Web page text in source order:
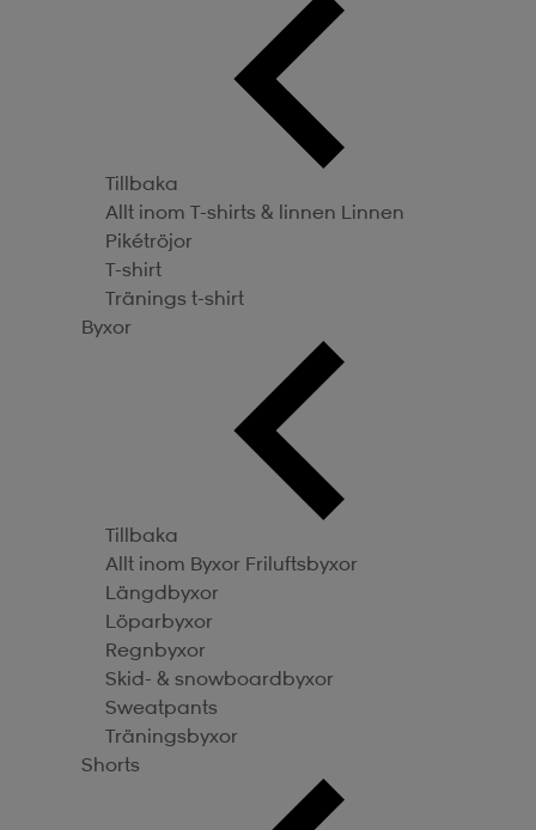
Tillbaka
Allt inom T-shirts & linnen Linnen
Pikétröjor
T-shirt
Tränings t-shirt
Byxor
Tillbaka
Allt inom Byxor Friluftsbyxor
Längdbyxor
Löparbyxor
Regnbyxor
Skid- & snowboardbyxor
Sweatpants
Träningsbyxor
Shorts